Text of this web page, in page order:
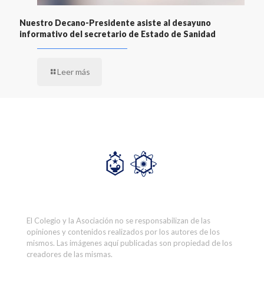
Nuestro Decano-Presidente asiste al desayuno
informativo del secretario de Estado de Sanidad
Leer más
El Colegio y la Asociación no se responsabilizan de las
opiniones y contenidos realizados por los autores de los
mismos. Las imágenes aquí publicadas son propiedad de los
creadores de las mismas.